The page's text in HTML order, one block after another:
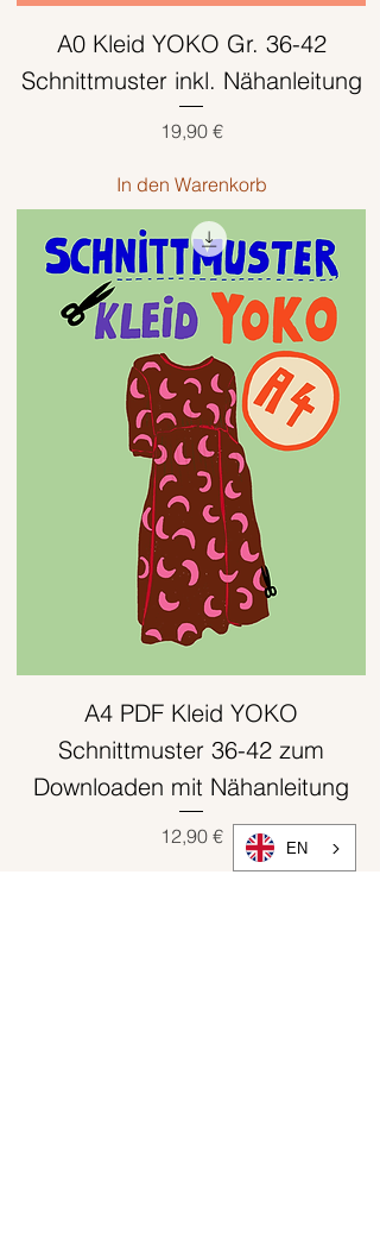
A0 Kleid YOKO Gr. 36-42
Schnittmuster inkl. Nähanleitung
Preis
19,90 €
In den Warenkorb
A4 PDF Kleid YOKO
Schnittmuster 36-42 zum
Downloaden mit Nähanleitung
Preis
12,90 € EN